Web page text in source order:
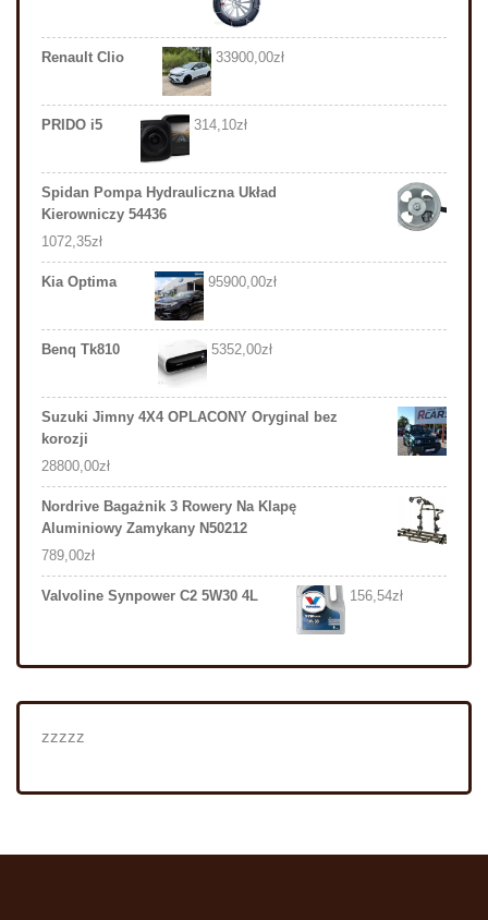
Renault Clio 33900,00zł
PRIDO i5 314,10zł
Spidan Pompa Hydrauliczna Układ
Kierowniczy 54436
1072,35zł
Kia Optima 95900,00zł
Benq Tk810 5352,00zł
Suzuki Jimny 4X4 OPLACONY Oryginal bez
korozji
28800,00zł
Nordrive Bagażnik 3 Rowery Na Klapę
Aluminiowy Zamykany N50212
789,00zł
Valvoline Synpower C2 5W30 4L 156,54zł
zzzzz